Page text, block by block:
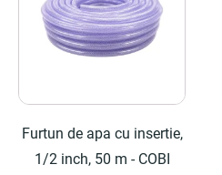
Furtun de apa cu insertie,
1/2 inch, 50 m - COBI